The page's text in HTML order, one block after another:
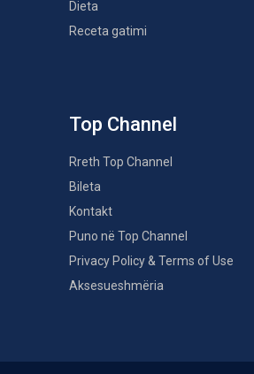
Dieta
Receta gatimi
Top Channel
Rreth Top Channel
Bileta
Kontakt
Puno në Top Channel
Privacy Policy & Terms of Use
Aksesueshmëria